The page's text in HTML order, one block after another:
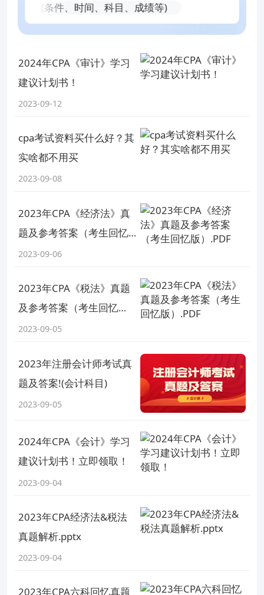
2023年CPA第一场《会计》都考了些什么？快来看看！
版权声明：本条内容自发布之日起，有效期为一个月。凡本网站注
明“来源高顿教育”或“来源高顿网校”或“来源高顿”的所有作品，均为本
网站合法拥有版权的作品，未经本网站授权，任何媒体、网站、个人
在授权范围内使用，且使用时必须注明“来源高顿教育”或“来源高顿网
等。违反上述声明者，本网站将依法追究其法律责任。 本网站的部分
资料转载自互联网，均尽力标明作者和出处。本网站转载的目的在于
传递更多信息，并不意味着赞同其观点或证实其描述，本网站不对其
信息(条件、时间、科目、成绩等)
2024年CPA《审计》学习
建议计划书！
2023-09-12
cpa考试资料买什么好？其
实啥都不用买
2023-09-08
2023年CPA《经济法》真
题及参考答案（考生回忆
版）.PDF
2023-09-06
2023年CPA《税法》真题
及参考答案（考生回忆
版）.PDF
2023-09-05
2023年注册会计师考试真
题及答案!(会计科目)
2023-09-05
2024年CPA《会计》学习
建议计划书！立即领取！
2023-09-04
2023年CPA经济法&税法
真题解析.pptx
2023-09-04
2023年CPA六科回忆真题